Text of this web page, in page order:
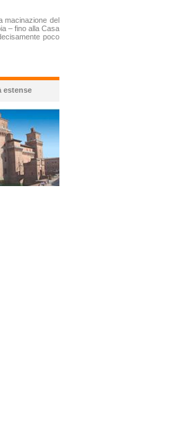
macinazione del
– fino alla Casa
poco
estense